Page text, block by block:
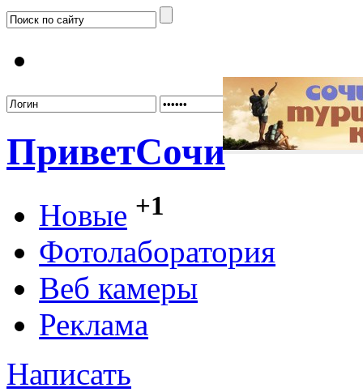
ПриветСочи
Новые +1
Фотолаборатория
Веб камеры
Реклама
Написать